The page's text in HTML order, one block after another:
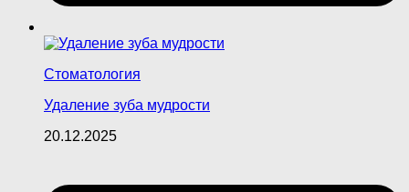
Стоматология
Удаление зуба мудрости
20.12.2025